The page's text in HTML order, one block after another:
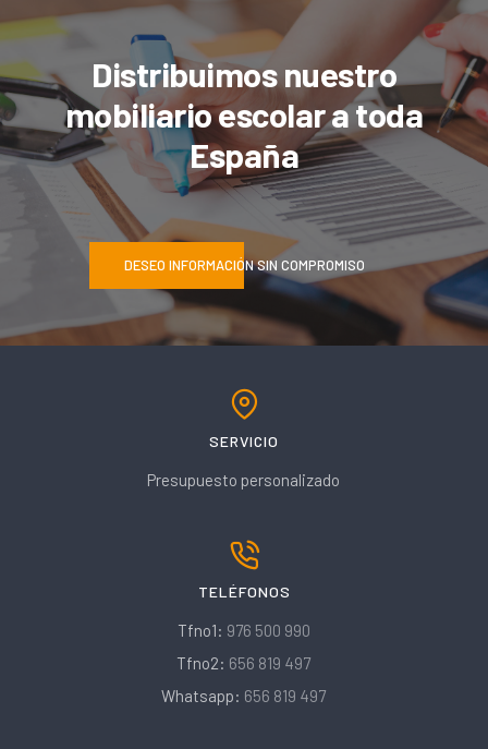
Distribuimos nuestro
mobiliario escolar a toda
España
DESEO INFORMACIÓN SIN COMPROMISO
SERVICIO
Presupuesto personalizado
TELÉFONOS
Tfno1: 976 500 990
Tfno2: 656 819 497
Whatsapp: 656 819 497